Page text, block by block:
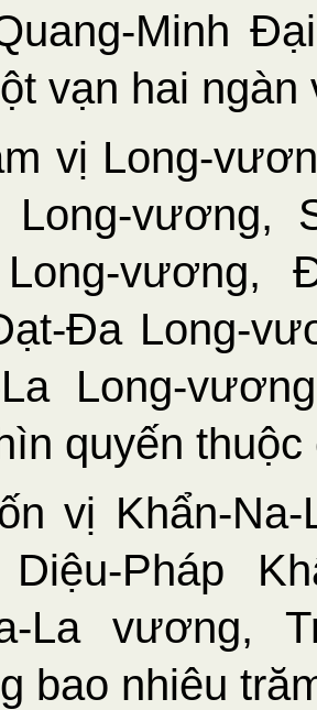
Minh
vạn hai
vị Long-
Long-vương,
vương,
Đa Long-
La Long-
quyến thuộc
vị Khẩn-
Pháp
La vương,
bao nhiêu